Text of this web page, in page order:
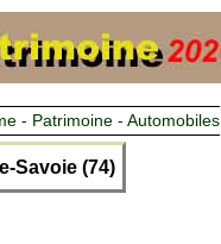
- Patrimoine - Automobiles
Savoie (74)